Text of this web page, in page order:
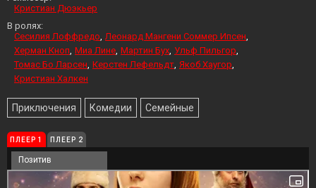
Кристиан Дюэкьер
В ролях:
Сесилия Лоффредо Леонард Мангени Соммер Ипсен
Херман Кноп Миа Лине Мартин Бух Ульф Пильгор
Томас Бо Ларсен Керстен Лефельдт Якоб Хаугор
Кристиан Халкен
Приключения Комедии Семейные
ПЛЕЕР 1 ПЛЕЕР 2
Позитив